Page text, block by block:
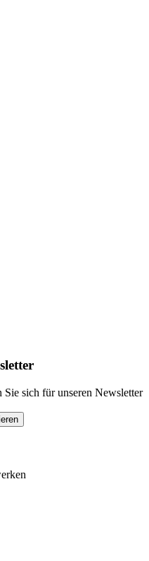
sich für unseren Newsletter